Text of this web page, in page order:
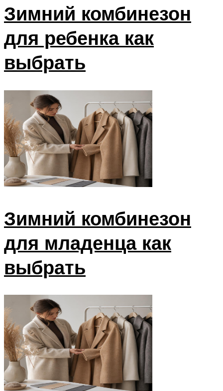
Зимний комбинезон
для ребенка как
выбрать
Зимний комбинезон
для младенца как
выбрать